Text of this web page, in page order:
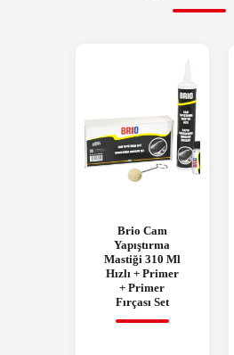
Brio Cam
Yapıştırma
Mastiği 310 Ml
Hızlı + Primer
+ Primer
Fırçası Set